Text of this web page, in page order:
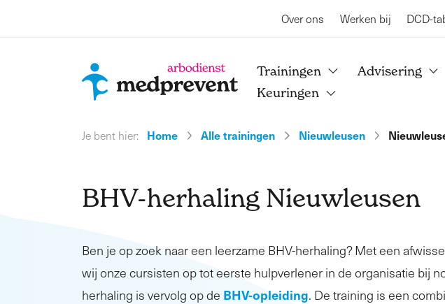
Over ons Werken bij DCD-
Trainingen Advisering
Keuringen
Je bent hier: Home Alle trainingen Nieuwleusen
BHV-herhaling Nieuwleusen
Ben je op zoek naar een leerzame BHV-herhaling? Met een
wij onze cursisten op tot eerste hulpverlener in de organisatie bij
herhaling is vervolg op de BHV-opleiding. De training is een